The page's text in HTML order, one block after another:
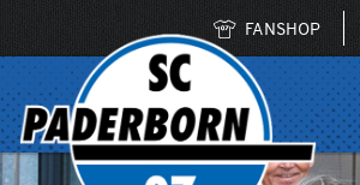
FANSHOP